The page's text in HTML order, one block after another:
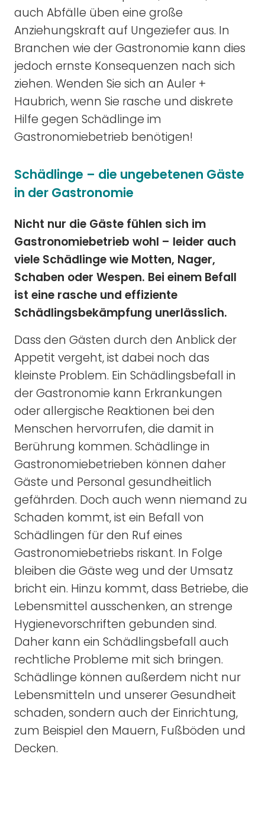
auch Abfälle üben eine große
Anziehungskraft auf Ungeziefer aus. In
Branchen wie der Gastronomie kann dies
jedoch ernste Konsequenzen nach sich
ziehen. Wenden Sie sich an Auler +
Haubrich, wenn Sie rasche und diskrete
Hilfe gegen Schädlinge im
Gastronomiebetrieb benötigen!
Schädlinge – die ungebetenen Gäste
in der Gastronomie
Nicht nur die Gäste fühlen sich im
Gastronomiebetrieb wohl – leider auch
viele Schädlinge wie Motten, Nager,
Schaben oder Wespen. Bei einem Befall
ist eine rasche und effiziente
Schädlingsbekämpfung unerlässlich.
Dass den Gästen durch den Anblick der
Appetit vergeht, ist dabei noch das
kleinste Problem. Ein Schädlingsbefall in
der Gastronomie kann Erkrankungen
oder allergische Reaktionen bei den
Menschen hervorrufen, die damit in
Berührung kommen. Schädlinge in
Gastronomiebetrieben können daher
Gäste und Personal gesundheitlich
gefährden. Doch auch wenn niemand zu
Schaden kommt, ist ein Befall von
Schädlingen für den Ruf eines
Gastronomiebetriebs riskant. In Folge
bleiben die Gäste weg und der Umsatz
bricht ein. Hinzu kommt, dass Betriebe, die
Lebensmittel ausschenken, an strenge
Hygienevorschriften gebunden sind.
Daher kann ein Schädlingsbefall auch
rechtliche Probleme mit sich bringen.
Schädlinge können außerdem nicht nur
Lebensmitteln und unserer Gesundheit
schaden, sondern auch der Einrichtung,
zum Beispiel den Mauern, Fußböden und
Decken.